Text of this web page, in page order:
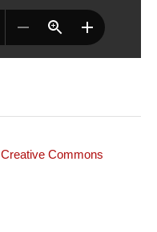
Creative Commons